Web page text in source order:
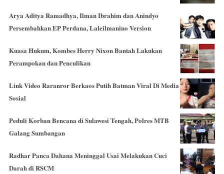
Arya Aditya Ramadhya, Ilman Ibrahim dan Anindyo
Persembahkan EP Perdana, Laleilmanino Version
Kuasa Hukum, Kombes Herry Nixon Bantah Lakukan
Perampokan dan Penculikan
Link Video Raranror Berkaos Putih Batman Viral Di Media
Sosial
Peduli Korban Bencana di Sulawesi Tengah, Polres MTB
Galang Sumbangan
Radhar Panca Dahana Meninggal Usai Melakukan Cuci
Darah di RSCM